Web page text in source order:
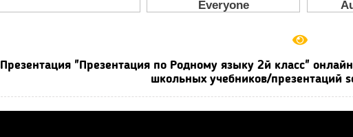
Презентация "Презентация по Родному языку 2й класс"
школьных учебников/презентаций